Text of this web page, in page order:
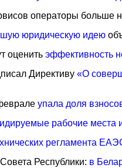
операторы больше
юридическую идею
оценить эффективность
Директиву «О
упала доля
рабочие места
регламента
Республики: в